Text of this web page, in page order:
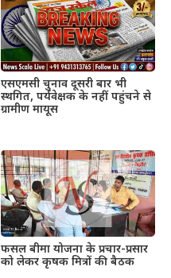
एसएमसी चुनाव दूसरी बार भी
स्थगित, पर्यवेक्षक के नहीं पहुंचने से
ग्रामीण मायूस
फसल बीमा योजना के प्रचार-प्रसार
को लेकर कृषक मित्रों की बैठक